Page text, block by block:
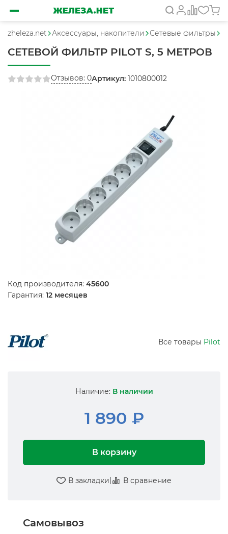
zheleza.net Аксессуары, накопители Сетевые фильтры
СЕТЕВОЙ ФИЛЬТР PILOT S, 5 МЕТРОВ
Отзывов: 0Артикул: 1010800012
Код производителя: 45600
Гарантия: 12 месяцев
Все товары Pilot
Наличие: В наличии
1 890 ₽
В корзину
В закладки| В сравнение
Самовывоз